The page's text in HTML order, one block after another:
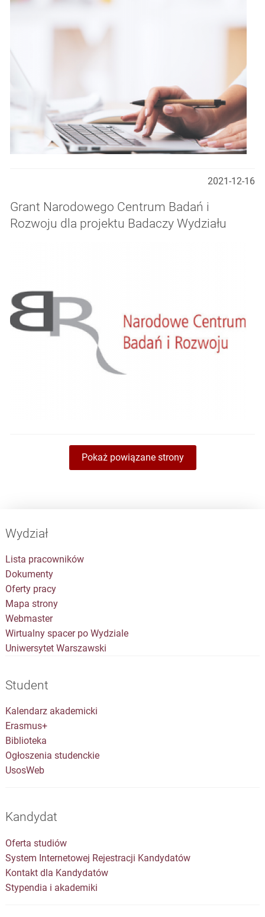
2021-12-16
Grant Narodowego Centrum Badań i
Rozwoju dla projektu Badaczy Wydziału
Pokaż powiązane strony
Wydział
Lista pracowników
Dokumenty
Oferty pracy
Mapa strony
Webmaster
Wirtualny spacer po Wydziale
Uniwersytet Warszawski
Student
Kalendarz akademicki
Erasmus+
Biblioteka
Ogłoszenia studenckie
UsosWeb
Kandydat
Oferta studiów
System Internetowej Rejestracji Kandydatów
Kontakt dla Kandydatów
Stypendia i akademiki